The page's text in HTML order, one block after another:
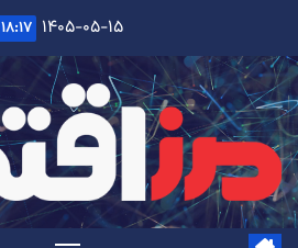
content
۱۴۰۵-۰۵-۱۵ ۱۸:۱۷